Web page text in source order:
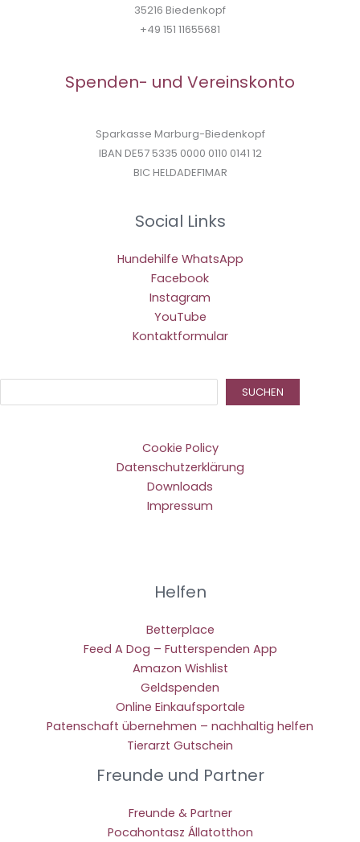
35216 Biedenkopf
+49 151 11655681
Spenden- und Vereinskonto
Sparkasse Marburg-Biedenkopf
IBAN DE57 5335 0000 0110 0141 12
BIC HELDADEF1MAR
Social Links
Hundehilfe WhatsApp
Facebook
Instagram
YouTube
Kontaktformular
SUCHEN
Cookie Policy
Datenschutzerklärung
Downloads
Impressum
Helfen
Betterplace
Feed A Dog – Futterspenden App
Amazon Wishlist
Geldspenden
Online Einkaufsportale
Patenschaft übernehmen – nachhaltig helfen
Tierarzt Gutschein
Freunde und Partner
Freunde & Partner
Pocahontasz Állatotthon